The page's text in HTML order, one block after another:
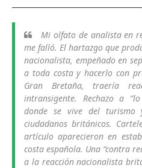
Mi olfato de analista en
me falló. El hartazgo que
nacionalista, empeñado en
a toda costa y hacerlo con
Gran Bretaña, traería
intransigente. Rechazo a
donde se vive del turismo
ciudadanos británicos.
artículo aparecieron en
costa española. Una “contra
a la reacción nacionalista